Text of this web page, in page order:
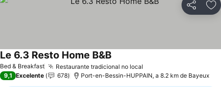
Partilhar
Bed & Breakfast Restaurante tradicional no local
Le 6.3 Resto Home B&BVer preços
9,1 Excelente 678 Port-en-Bessin-HUPPAIN, a 8.2 km de Bayeux